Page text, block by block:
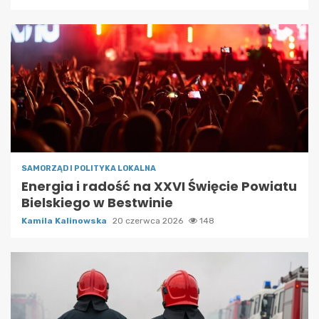
SAMORZĄD I POLITYKA LOKALNA
Energia i radość na XXVI Święcie Powiatu
Bielskiego w Bestwinie
Kamila Kalinowska 20 czerwca 2026 148